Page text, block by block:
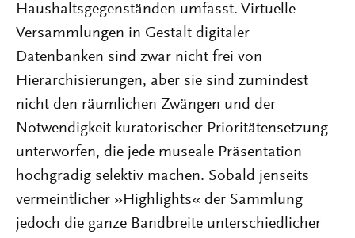
Haushaltsgegenständen umfasst. Virtuelle
Versammlungen in Gestalt digitaler
Datenbanken sind zwar nicht frei von
Hierarchisierungen, aber sie sind zumindest
nicht den räumlichen Zwängen und der
Notwendigkeit kuratorischer Prioritätensetzung
unterworfen, die jede museale Präsentation
hochgradig selektiv machen. Sobald jenseits
vermeintlicher »Highlights« der Sammlung
jedoch die ganze Bandbreite unterschiedlicher